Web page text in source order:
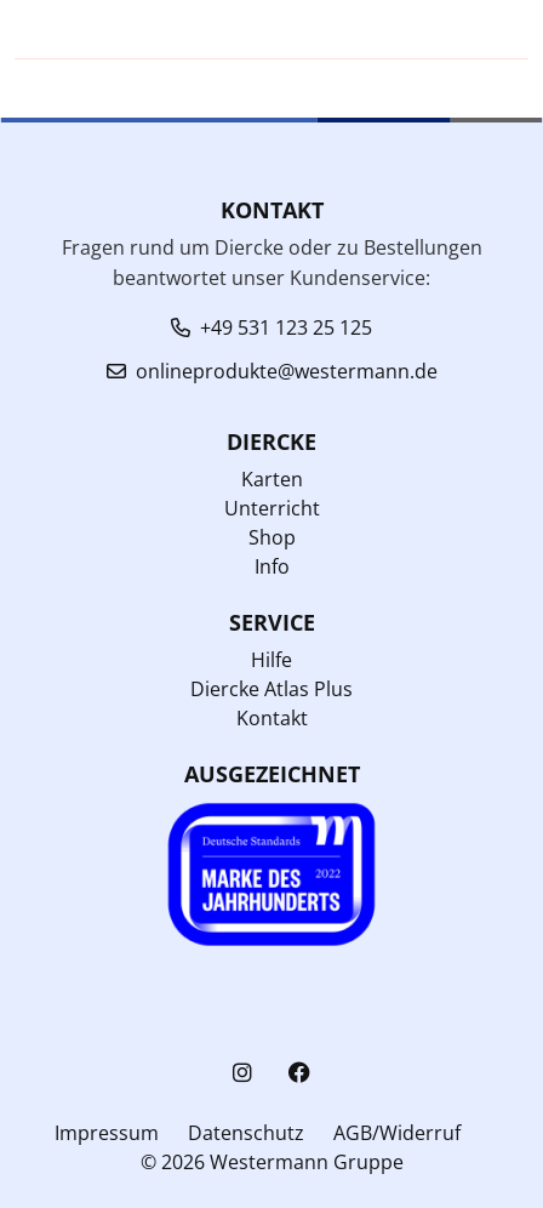
KONTAKT
Fragen rund um Diercke oder zu Bestellungen
beantwortet unser Kundenservice:
+49 531 123 25 125
onlineprodukte@westermann.de
DIERCKE
Karten
Unterricht
Shop
Info
SERVICE
Hilfe
Diercke Atlas Plus
Kontakt
AUSGEZEICHNET
Impressum Datenschutz
AGB/Widerruf
© 2026 Westermann Gruppe